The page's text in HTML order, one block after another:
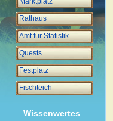
Rathaus
Amt für Statistik
Quests
Festplatz
Fischteich
Wissenwertes